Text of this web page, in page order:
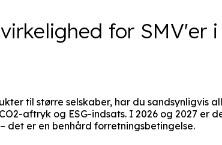
for SMV'er i
til større selskaber, har du sandsynligvis
aftryk og ESG-indsats. I 2026 og 2027 er
er en benhård forretningsbetingelse.